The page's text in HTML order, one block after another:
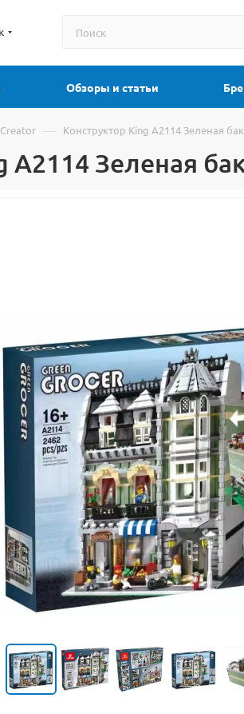
Обзоры и статьи
— Конструктор King A2114 Зеленая
A2114 Зеленая